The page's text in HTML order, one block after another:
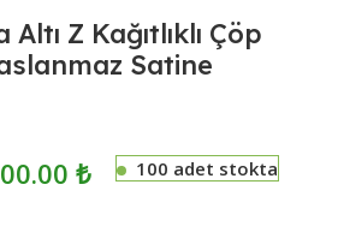
Z Kağıtlıklı Çöp
Satine
₺ 100 adet stokta